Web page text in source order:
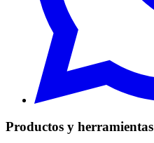
Productos y herramientas